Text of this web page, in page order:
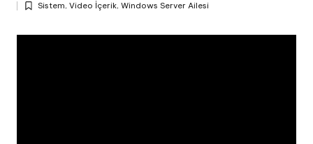
byPosted
Sistem, Video İçerik, Windows Server Ailesi